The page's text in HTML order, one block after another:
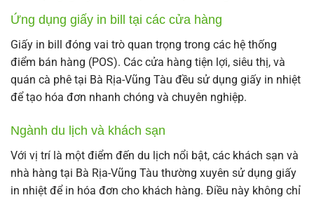
Ứng dụng giấy in bill tại các cửa hàng
Giấy in bill đóng vai trò quan trọng trong các hệ thống
điểm bán hàng (POS). Các cửa hàng tiện lợi, siêu thị, và
quán cà phê tại Bà Rịa-Vũng Tàu đều sử dụng giấy in nhiệt
để tạo hóa đơn nhanh chóng và chuyên nghiệp.
Ngành du lịch và khách sạn
Với vị trí là một điểm đến du lịch nổi bật, các khách sạn và
nhà hàng tại Bà Rịa-Vũng Tàu thường xuyên sử dụng giấy
in nhiệt để in hóa đơn cho khách hàng. Điều này không chỉ